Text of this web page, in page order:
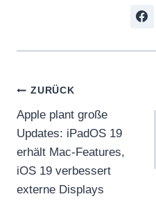
Beitragsnavigation
ZURÜCK
Apple plant große
Updates: iPadOS 19
erhält Mac-Features,
iOS 19 verbessert
externe Displays